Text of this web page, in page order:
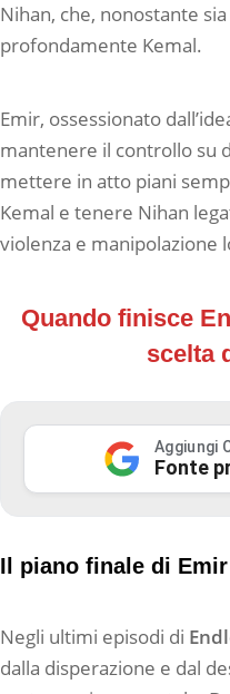
Nihan, che, nonostante
profondamente Kemal.
Emir, ossessionato
mantenere il controllo su
mettere in atto piani
Kemal e tenere Nihan
violenza e manipolazione
Quando finisce
scelta
Aggiungi
Fonte
Il piano finale di Emir
Negli ultimi episodi di
dalla disperazione e dal